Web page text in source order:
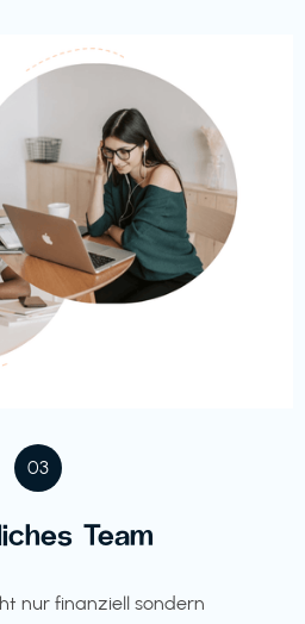
03
Team
nur finanziell sondern